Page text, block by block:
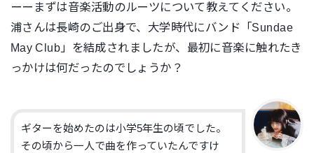
ーーまずは音楽活動のルーツについて教えてください。
浦さんは長崎のご出身で、大学時代にバンド「Sundae
May Club」を結成されましたが、最初に音楽に触れたき
っかけは何だったのでしょうか？
ギターを始めたのは小学5年生の頃でした。
その頃から一人で曲を作っていたんですけ